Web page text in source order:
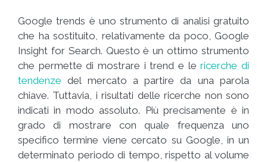
Google trends è uno strumento di analisi gratuito
che ha sostituito, relativamente da poco, Google
Insight for Search. Questo è un ottimo strumento
che permette di mostrare i trend e lericerche di
tendenze del mercato a partire da una parola
chiave. Tuttavia, i risultati delle ricerche non sono
indicati in modo assoluto. Più precisamente è in
grado di mostrare con quale frequenza uno
specifico termine viene cercato su Google, in un
determinato periodo di tempo, rispetto al volume